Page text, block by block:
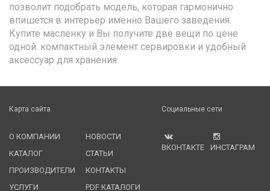
позволит подобрать модель, которая гармонично
впишется в интерьер именно Вашего заведения.
Купите масленку и Вы получите две вещи по цене
одной: компактный элемент сервировки и удобный
аксессуар для хранения.
Карта сайта
О КОМПАНИИ
КАТАЛОГ
ПРОИЗВОДИТЕЛИ
УСЛУГИ
НОВОСТИ
СТАТЬИ
КОНТАКТЫ
PDF КАТАЛОГИ
Социальные сети
ВКОНТАКТЕ ИНСТАГРАМ